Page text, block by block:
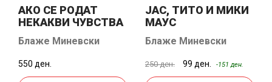
АКО СЕ РОДАТ
НЕКАКВИ ЧУВСТВА
Блаже Миневски
550 ден.
ЈАС, ТИТО И МИКИ
МАУС
Блаже Миневски
250 ден. 99 ден. -151 ден.